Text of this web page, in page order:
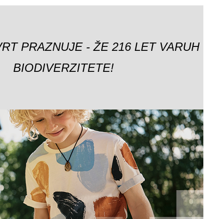
PRAZNUJE - ŽE 216 LET VARUH
BIODIVERZITETE!